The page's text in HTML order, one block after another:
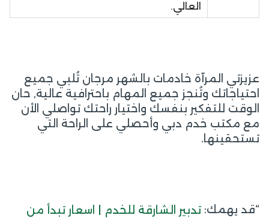
العالي.
عزيزتي المرآة خادمات بالشهر مرجان تُلبي جميع
احتياجاتك وتُنجز جميع المهام باحترافية عالية, حان
الوقت للتفكير بنفسك واختيار راحتك تواصلي الأن
مع مكتب خدم دبي وأحصلي على الراحة التي
تستحقينها.
“قد يهمك: تدبير الشارقة للخدم | اسعار تبدأ من